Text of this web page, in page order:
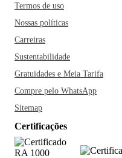
Termos de uso
Nossas políticas
Carreiras
Sustentabilidade
Gratuidades e Meia Tarifa
Compre pelo WhatsApp
Sitemap
Certificações